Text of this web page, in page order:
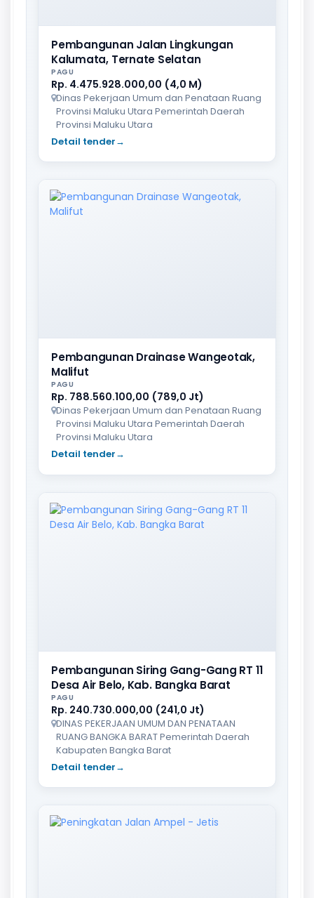
Pembangunan Jalan Lingkungan
Kalumata, Ternate Selatan
PAGU
Rp. 4.475.928.000,00 (4,0 M)
Dinas Pekerjaan Umum dan Penataan Ruang
Provinsi Maluku Utara Pemerintah Daerah
Provinsi Maluku Utara
Detail tender→
Pembangunan Drainase Wangeotak,
Malifut
PAGU
Rp. 788.560.100,00 (789,0 Jt)
Dinas Pekerjaan Umum dan Penataan Ruang
Provinsi Maluku Utara Pemerintah Daerah
Provinsi Maluku Utara
Detail tender→
Pembangunan Siring Gang-Gang RT 11
Desa Air Belo, Kab. Bangka Barat
PAGU
Rp. 240.730.000,00 (241,0 Jt)
DINAS PEKERJAAN UMUM DAN PENATAAN
RUANG BANGKA BARAT Pemerintah Daerah
Kabupaten Bangka Barat
Detail tender→